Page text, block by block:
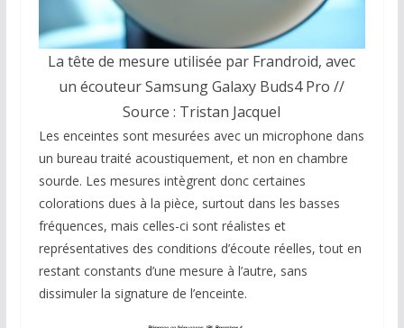
La tête de mesure utilisée par Frandroid, avec
un écouteur Samsung Galaxy Buds4 Pro //
Source : Tristan Jacquel
Les enceintes sont mesurées avec un microphone dans
un bureau traité acoustiquement, et non en chambre
sourde. Les mesures intègrent donc certaines
colorations dues à la pièce, surtout dans les basses
fréquences, mais celles-ci sont réalistes et
représentatives des conditions d’écoute réelles, tout en
restant constants d’une mesure à l’autre, sans
dissimuler la signature de l’enceinte.